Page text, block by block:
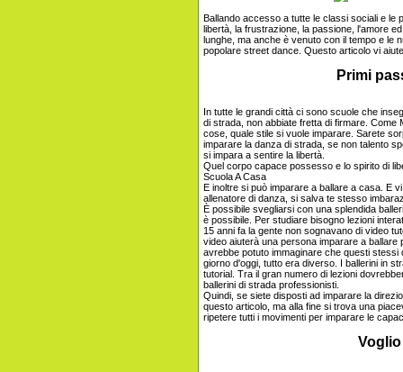
Ballando accesso a tutte le classi sociali e le
libertà, la frustrazione, la passione, l'amore
lunghe, ma anche è venuto con il tempo e le
popolare street dance. Questo articolo vi
Primi
In tutte le grandi città ci sono scuole che
di strada, non abbiate fretta di firmare.
cose, quale stile si vuole imparare. Sarete
imparare la danza di strada, se non talento
si impara a sentire la libertà.
Quel corpo capace possesso e lo spirito di
Scuola A Casa
E inoltre si può imparare a ballare a casa. E
allenatore di danza, si salva te stesso
È possibile svegliarsi con una splendida
è possibile. Per studiare bisogno lezioni
15 anni fa la gente non sognavano di video
video aiuterà una persona imparare a
avrebbe potuto immaginare che questi stessi
giorno d'oggi, tutto era diverso. I ballerini in
tutorial. Tra il gran numero di lezioni
ballerini di strada professionisti.
Quindi, se siete disposti ad imparare la
questo articolo, ma alla fine si trova una
ripetere tutti i movimenti per imparare le